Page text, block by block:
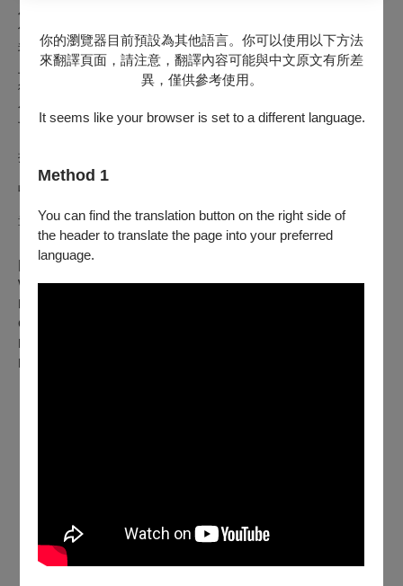
你的瀏覽器目前預設為其他語言。你可以使用以下方法
來翻譯頁面，請注意，翻譯內容可能與中文原文有所差
異，僅供參考使用。
It seems like your browser is set to a different language.
Method 1
You can find the translation button on the right side of
the header to translate the page into your preferred
language.
僅是一場歸國首演，更是一場關於鋼琴家在異鄉孤獨練琴與自
我定位後的靈魂告白。
上半場：古典與印象的優雅流轉
從莫札特精準對位的純淨，到拉威爾《鏡》中波光粼粼的法式
色彩。
下半場：現代節奏與超技史詩的共振
挑戰李蓋悌《魯契卡達》中多元且具備高度創意的音色對話，最終
收束於李斯特《敘事曲》與《超技練習曲》中波瀾壯闊的浪漫篇
章。
| 演出曲目 |
W.A. Mozart: Piano Sonata No. 18 in D major, K. 576
M. Ravel: Miroirs, M. 43, No. 3 & 4
G. Ligeti: Musica Ricercata, Nos. 3, 4, 6, 7, 8, 10
F. Liszt: Transcendental Étude No. 12, S. 139 (Chasse-neige)
F. Liszt: Ballade No. 2 in B minor, S. 171